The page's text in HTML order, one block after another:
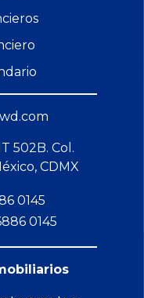
502B. Col.
CDMX
0145
0145